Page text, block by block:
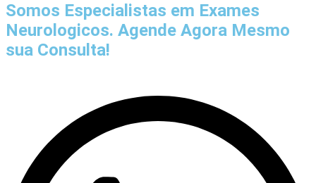
Somos Especialistas em Exames
Neurologicos. Agende Agora Mesmo
sua Consulta!